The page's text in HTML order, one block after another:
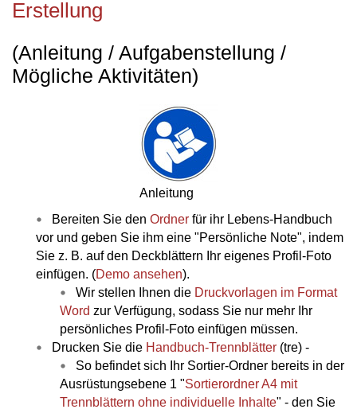
Erstellung
(Anleitung / Aufgabenstellung /
Mögliche Aktivitäten)
Anleitung
Bereiten Sie den Ordner für ihr Lebens-Handbuch
vor und geben Sie ihm eine "Persönliche Note", indem
Sie z. B. auf den Deckblättern Ihr eigenes Profil-Foto
einfügen. (Demo ansehen).
Wir stellen Ihnen die Druckvorlagen im Format
Word zur Verfügung, sodass Sie nur mehr Ihr
persönliches Profil-Foto einfügen müssen.
Drucken Sie die Handbuch-Trennblätter (tre) -
So befindet sich Ihr Sortier-Ordner bereits in der
Ausrüstungsebene 1 "Sortierordner A4 mit
Trennblättern ohne individuelle Inhalte" - den Sie